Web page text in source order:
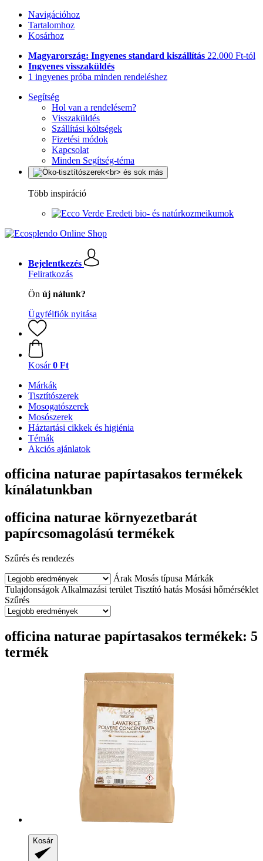
Navigációhoz
Tartalomhoz
Kosárhoz
Magyarország: Ingyenes standard kiszállítás 22.000 Ft-tól
Ingyenes visszaküldés
1 ingyenes próba minden rendeléshez
Segítség
Hol van a rendelésem?
Visszaküldés
Szállítási költségek
Fizetési módok
Kapcsolat
Minden Segítség-téma
Több inspiráció
Eredeti bio- és natúrkozmeikumok
Bejelentkezés
Feliratkozás
Ön új nálunk?
Ügyfélfiók nyitása
Kosár 0 Ft
Márkák
Tisztítószerek
Mosogatószerek
Mosószerek
Háztartási cikkek és higiénia
Témák
Akciós ajánlatok
officina naturae papírtasakos termékek
kínálatunkban
officina naturae környezetbarát
papírcsomagolású termékek
Szűrés és rendezés
Árak Mosás típusa Márkák
Tulajdonságok Alkalmazási terület Tisztító hatás Mosási hőmérséklet
Szűrés
officina naturae papírtasakos termékek: 5
termék
Kosár